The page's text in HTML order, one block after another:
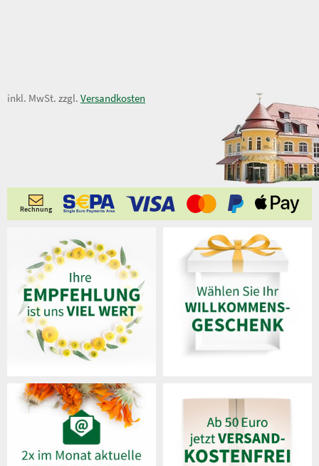
6,95 €
inkl. MwSt. zzgl. Versandkosten
Rechnung